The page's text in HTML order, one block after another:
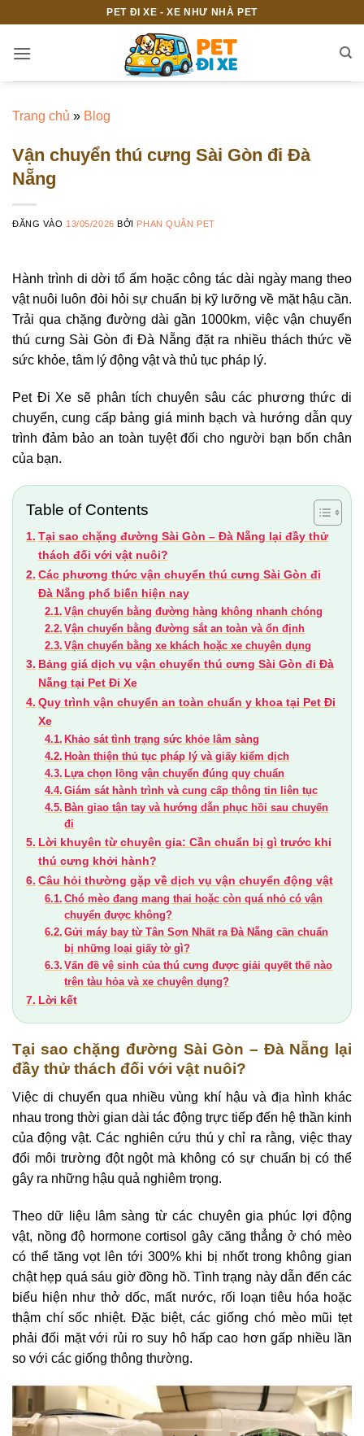
nội
PET ĐI XE - XE NHƯ NHÀ PET
Trang chủ » Blog
Vận chuyển thú cưng Sài Gòn đi Đà
Nẵng
ĐĂNG VÀO 13/05/2026 BỞI PHAN QUÂN PET
Hành trình di dời tổ ấm hoặc công tác dài ngày mang theo
vật nuôi luôn đòi hỏi sự chuẩn bị kỹ lưỡng về mặt hậu cần.
Trải qua chặng đường dài gần 1000km, việc vận chuyển
thú cưng Sài Gòn đi Đà Nẵng đặt ra nhiều thách thức về
sức khỏe, tâm lý động vật và thủ tục pháp lý.
Pet Đi Xe sẽ phân tích chuyên sâu các phương thức di
chuyển, cung cấp bảng giá minh bạch và hướng dẫn quy
trình đảm bảo an toàn tuyệt đối cho người bạn bốn chân
của bạn.
Table of Contents
Tại sao chặng đường Sài Gòn – Đà Nẵng lại đầy thử
thách đối với vật nuôi?
Các phương thức vận chuyển thú cưng Sài Gòn đi
Đà Nẵng phổ biến hiện nay
Vận chuyển bằng đường hàng không nhanh chóng
Vận chuyển bằng đường sắt an toàn và ổn định
Vận chuyển bằng xe khách hoặc xe chuyên dụng
Bảng giá dịch vụ vận chuyển thú cưng Sài Gòn đi Đà
Nẵng tại Pet Đi Xe
Quy trình vận chuyển an toàn chuẩn y khoa tại Pet Đi
Xe
Khảo sát tình trạng sức khỏe lâm sàng
Hoàn thiện thủ tục pháp lý và giấy kiểm dịch
Lựa chọn lồng vận chuyển đúng quy chuẩn
Giám sát hành trình và cung cấp thông tin liên tục
Bàn giao tận tay và hướng dẫn phục hồi sau chuyến
đi
Lời khuyên từ chuyên gia: Cần chuẩn bị gì trước khi
thú cưng khởi hành?
Câu hỏi thường gặp về dịch vụ vận chuyển động vật
Chó mèo đang mang thai hoặc còn quá nhỏ có vận
chuyển được không?
Gửi máy bay từ Tân Sơn Nhất ra Đà Nẵng cần chuẩn
bị những loại giấy tờ gì?
Vấn đề vệ sinh của thú cưng được giải quyết thế nào
trên tàu hỏa và xe chuyên dụng?
Lời kết
Tại sao chặng đường Sài Gòn – Đà Nẵng lại
đầy thử thách đối với vật nuôi?
Việc di chuyển qua nhiều vùng khí hậu và địa hình khác
nhau trong thời gian dài tác động trực tiếp đến hệ thần kinh
của động vật. Các nghiên cứu thú y chỉ ra rằng, việc thay
đổi môi trường đột ngột mà không có sự chuẩn bị có thể
gây ra những hậu quả nghiêm trọng.
Theo dữ liệu lâm sàng từ các chuyên gia phúc lợi động
vật, nồng độ hormone cortisol gây căng thẳng ở chó mèo
có thể tăng vọt lên tới 300% khi bị nhốt trong không gian
chật hẹp quá sáu giờ đồng hồ. Tình trạng này dẫn đến các
biểu hiện như thở dốc, mất nước, rối loạn tiêu hóa hoặc
thậm chí sốc nhiệt. Đặc biệt, các giống chó mèo mũi tẹt
phải đối mặt với rủi ro suy hô hấp cao hơn gấp nhiều lần
so với các giống thông thường.